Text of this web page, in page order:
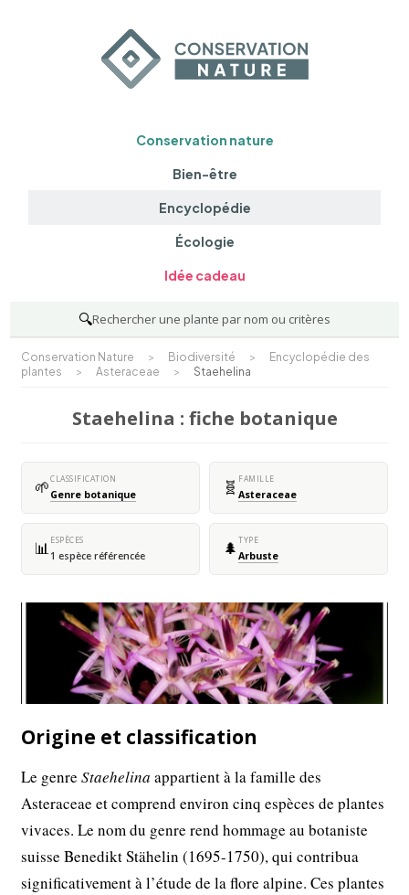
Conservation nature
Bien-être
Encyclopédie
Écologie
Idée cadeau
🔍Rechercher une plante par nom ou critères
Conservation Nature > Biodiversité >
Encyclopédie des
plantes
> Asteraceae > Staehelina
Staehelina : fiche botanique
🌱CLASSIFICATION
Genre botanique 🧬 FAMILLE
Asteraceae
📊ESPÈCES
1 espèce référencée 🌲 TYPE
Arbuste
Origine et classification
Le genreStaehelina appartient à la famille des
Asteraceae et comprend environ cinq espèces de plantes
vivaces. Le nom du genre rend hommage au botaniste
suisse Benedikt Stähelin (1695-1750), qui contribua
significativement à l’étude de la flore alpine. Ces plantes